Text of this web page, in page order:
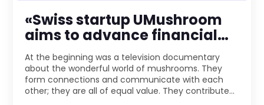
«Swiss startup UMushroom
aims to advance financial
education»
At the beginning was a television documentary
about the wonderful world of mushrooms. They
form connections and communicate with each
other; they are all of equal value. They contribute